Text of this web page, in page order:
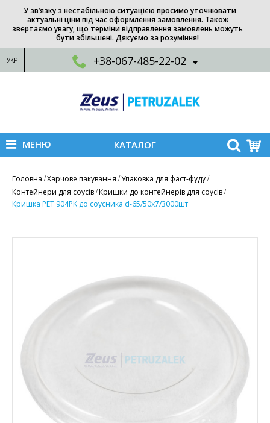
У зв’язку з нестабільною ситуацією просимо уточнювати
актуальні ціни під час оформлення замовлення. Також
звертаємо увагу, що терміни відправлення замовлень можуть
бути збільшені. Дякуємо за розуміння!
УКР +38-067-485-22-02
МЕНЮ КАТАЛОГ
Головна Харчове пакування Упаковка для фаст-фуду
Контейнери для соусів Кришки до контейнерів для соусів
Кришка РЕТ 904PK до соусника d-65/50х7/3000шт